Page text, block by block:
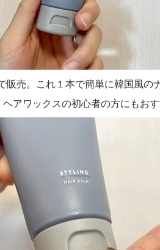
販売。これ１本で簡単に韓国風
アワックスの初心者の方にもおす